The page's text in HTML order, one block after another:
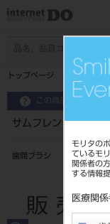
モリタの
ているモ
関係者の
する情報
医療関
トップページ サムフレ
この商品に関するお
サムフレンド プチ歯
歯間ブラシ